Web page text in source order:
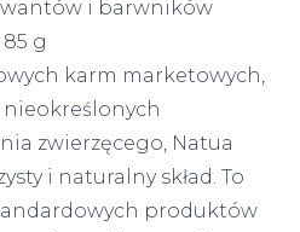
i barwników
g
karm marketowych,
nieokreślonych
zwierzęcego, Natua
i naturalny skład. To
produktów